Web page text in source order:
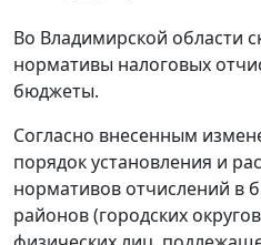
Во Владимирской области
нормативы налоговых
бюджеты.
Согласно внесенным
порядок установления и
нормативов отчислений в
районов (городских